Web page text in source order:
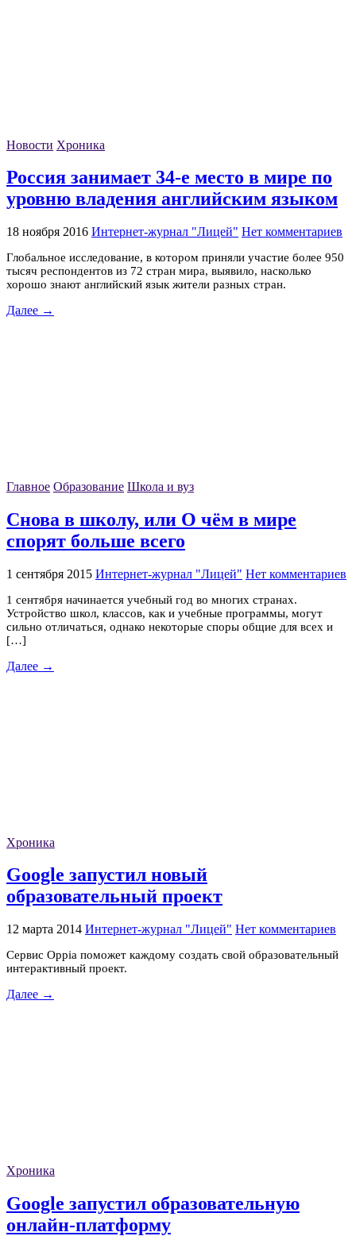
Новости Хроника
Россия занимает 34-е место в мире по
уровню владения английским языком
18 ноября 2016 Интернет-журнал "Лицей" Нет комментариев
Глобальное исследование, в котором приняли участие более 950
тысяч респондентов из 72 стран мира, выявило, насколько
хорошо знают английский язык жители разных стран.
Далее →
Главное Образование Школа и вуз
Снова в школу, или О чём в мире
спорят больше всего
1 сентября 2015 Интернет-журнал "Лицей" Нет комментариев
1 сентября начинается учебный год во многих странах.
Устройство школ, классов, как и учебные программы, могут
сильно отличаться, однако некоторые споры общие для всех и
[…]
Далее →
Хроника
Google запустил новый
образовательный проект
12 марта 2014 Интернет-журнал "Лицей" Нет комментариев
Cервис Oppia поможет каждому создать свой образовательный
интерактивный проект.
Далее →
Хроника
Google запустил образовательную
онлайн-платформу